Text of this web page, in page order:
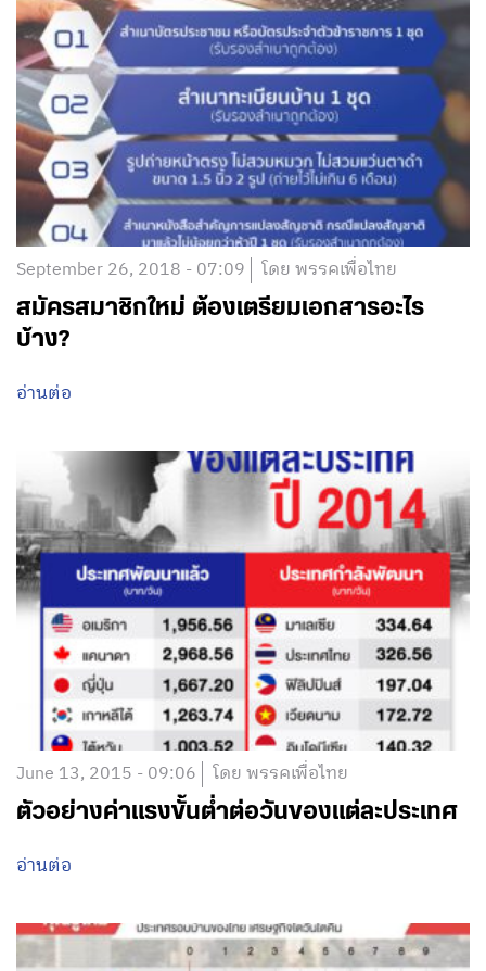
September 26, 2018 - 07:09 โดย พรรคเพื่อไทย
สมัครสมาชิกใหม่ ต้องเตรียมเอกสารอะไร
บ้าง?
อ่านต่อ
June 13, 2015 - 09:06 โดย พรรคเพื่อไทย
ตัวอย่างค่าแรงขั้นต่ำต่อวันของแต่ละประเทศ
อ่านต่อ